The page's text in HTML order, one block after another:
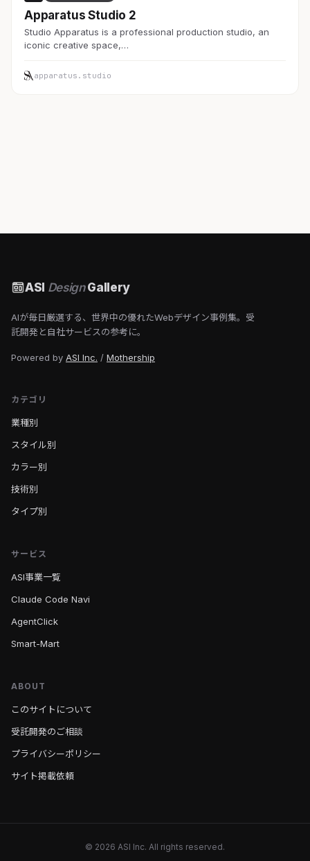
Apparatus Studio 2
Studio Apparatus is a professional production studio, an
iconic creative space,…
apparatus.studio
ASI DesignGallery
AIが毎日厳選する、世界中の優れたWebデザイン事例集。受
託開発と自社サービスの参考に。
Powered by ASI Inc. / Mothership
カテゴリ
業種別
スタイル別
カラー別
技術別
タイプ別
サービス
ASI事業一覧
Claude Code Navi
AgentClick
Smart-Mart
ABOUT
このサイトについて
受託開発のご相談
プライバシーポリシー
サイト掲載依頼
© 2026 ASI Inc. All rights reserved.